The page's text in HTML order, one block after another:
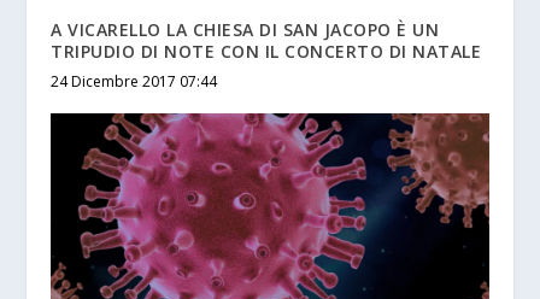
A VICARELLO LA CHIESA DI SAN JACOPO È UN
TRIPUDIO DI NOTE CON IL CONCERTO DI NATALE
24 Dicembre 2017 07:44